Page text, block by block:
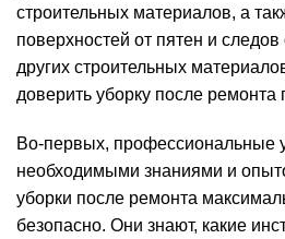
строительных материалов, а
поверхностей от пятен и следов
других строительных
доверить уборку после
Во-первых, профессиональные
необходимыми знаниями и
уборки после ремонта
безопасно. Они знают, какие